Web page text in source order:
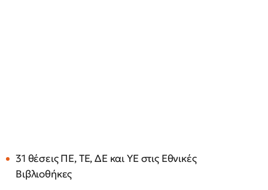
31 θέσεις ΠΕ, ΤΕ, ΔΕ και ΥΕ στις Εθνικές
Βιβλιοθήκες